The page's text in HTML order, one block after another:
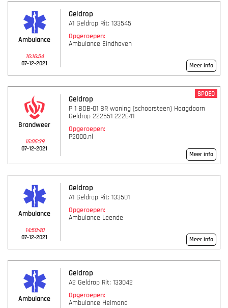
Ambulance
16:16:54
07-12-2021
Geldrop
A1 Geldrop Rit: 133545
Opgeroepen:
Ambulance Eindhoven
Meer info
Brandweer
16:06:39
07-12-2021
Geldrop
SPOED
P 1 BOB-01 BR woning (schoorsteen) Haagdoorn
Geldrop 222551 222641
Opgeroepen:
P2000.nl
Meer info
Ambulance
14:50:40
07-12-2021
Geldrop
A1 Geldrop Rit: 133501
Opgeroepen:
Ambulance Leende
Meer info
Ambulance
Geldrop
A2 Geldrop Rit: 133042
Opgeroepen:
Ambulance Helmond